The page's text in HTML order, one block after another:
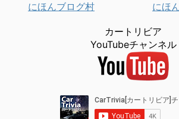
にほんブログ村 にほ
カートリビア
YouTubeチャンネル